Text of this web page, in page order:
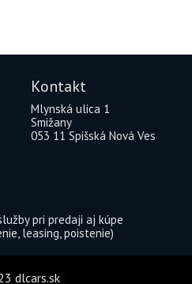
Kontakt
Mlynská ulica 1
Smižany
053 11 Spišská Nová Ves
pri predaji aj kúpe
leasing, poistenie)
dlcars.sk